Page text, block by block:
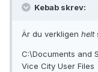
Kebab skrev:
Är du verkligen helt
C:\Documents and
Vice City User Files